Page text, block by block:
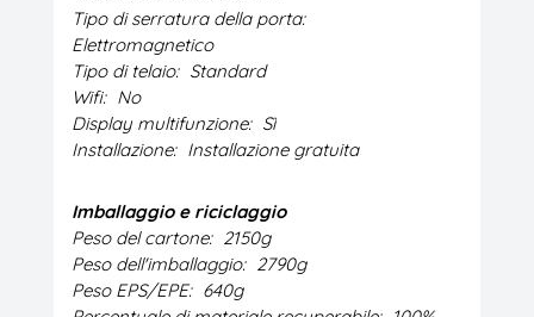
Tipo di serratura della porta:
Elettromagnetico
Tipo di telaio: Standard
Wifi: No
Display multifunzione: Sì
Installazione: Installazione gratuita
Imballaggio e riciclaggio
Peso del cartone: 2150g
Peso dell'imballaggio: 2790g
Peso EPS/EPE: 640g